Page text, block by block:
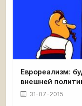
Еврореализм:
внешней
31-07-2015